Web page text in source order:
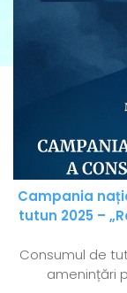
Campania
tutun 2025 –
Consumul de
amenințări